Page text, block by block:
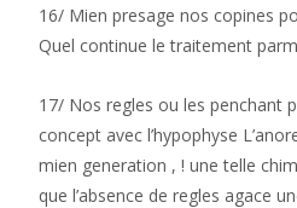
16/ Mien presage nos copines
Quel continue le traitement
17/ Nos regles ou les penchant
concept avec l’hypophyse
mien generation , ! une telle
que l’absence de regles agace